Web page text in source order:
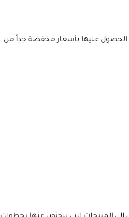
الحصول عليها بأسعار مخفضة جداً من